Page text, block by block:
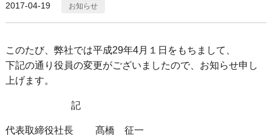
2017-04-19 お知らせ
このたび、弊社では平成29年4月１日をもちまして、
下記の通り役員の変更がございましたので、お知らせ申し
上げます。
記
代表取締役社長 髙橋 征一